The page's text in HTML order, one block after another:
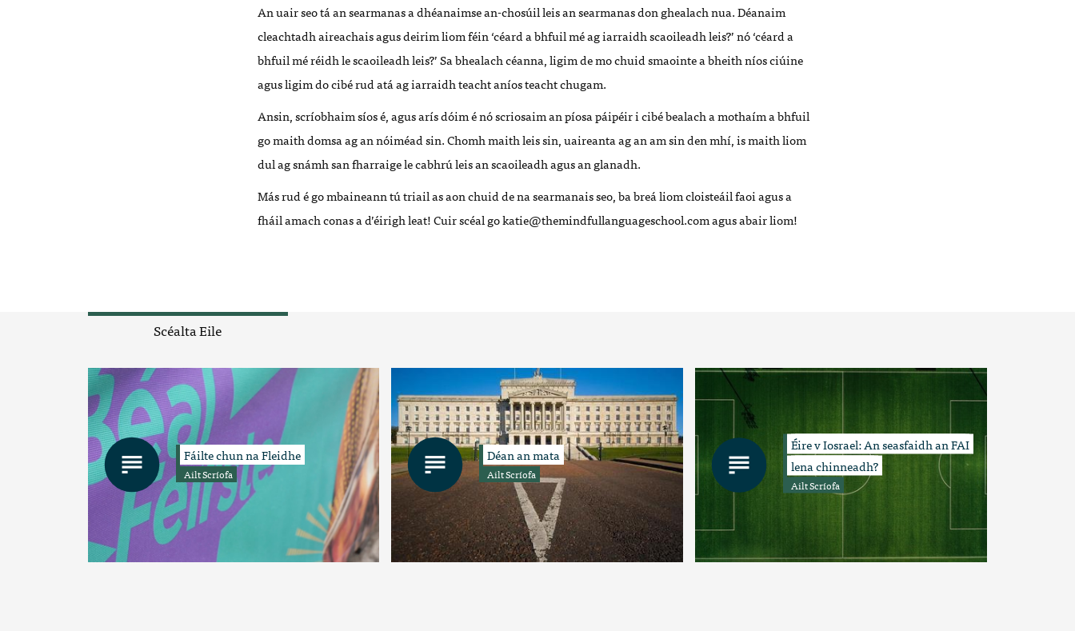
An uair seo tá an searmanas a dhéanaimse an-chosúil leis an searmanas don ghealach nua. Déanaim
cleachtadh aireachais agus deirim liom féin ‘céard a bhfuil mé ag iarraidh scaoileadh leis?’ nó ‘céard a
bhfuil mé réidh le scaoileadh leis?’ Sa bhealach céanna, ligim de mo chuid smaointe a bheith níos ciúine
agus ligim do cibé rud atá ag iarraidh teacht aníos teacht chugam.
Ansin, scríobhaim síos é, agus arís dóim é nó scriosaim an píosa páipéir i cibé bealach a mothaím a bhfuil
go maith domsa ag an nóiméad sin. Chomh maith leis sin, uaireanta ag an am sin den mhí, is maith liom
dul ag snámh san fharraige le cabhrú leis an scaoileadh agus an glanadh.
Más rud é go mbaineann tú triail as aon chuid de na searmanais seo, ba breá liom cloisteáil faoi agus a
fháil amach conas a d’éirigh leat! Cuir scéal gokatie@themindfullanguageschool.comagus abair liom!
Scéalta Eile
Fáilte chun na Fleidhe
Ailt Scríofa
Déan an mata
Ailt Scríofa
Éire v Iosrael: An seasfaidh an FAI
lena chinneadh?
Ailt Scríofa